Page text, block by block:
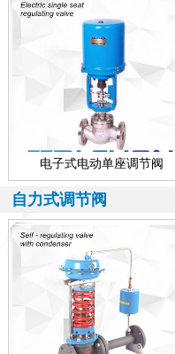
电子式电动单座调节阀
自力式调节阀